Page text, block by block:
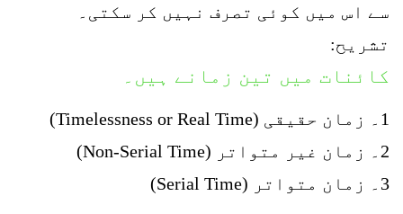
سے اس میں کوئی تصرف نہیں کر سکتی۔
تشریح:
کائنات میں تین زمانے ہیں۔
1۔ زمان حقیقی (Timelessness or Real Time)
2۔ زمان غیر متواتر (Non-Serial Time)
3۔ زمان متواتر (Serial Time)